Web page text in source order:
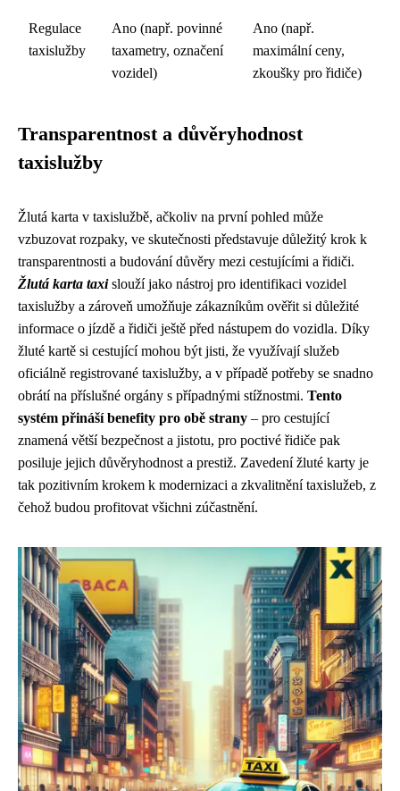
Regulace
taxislužby
Ano (např. povinné
taxametry, označení
vozidel)
Ano (např.
maximální ceny,
zkoušky pro řidiče)
Transparentnost a důvěryhodnost
taxislužby
Žlutá karta v taxislužbě, ačkoliv na první pohled může
vzbuzovat rozpaky, ve skutečnosti představuje důležitý krok k
transparentnosti a budování důvěry mezi cestujícími a řidiči.
Žlutá karta taxislouží jako nástroj pro identifikaci vozidel
taxislužby a zároveň umožňuje zákazníkům ověřit si důležité
informace o jízdě a řidiči ještě před nástupem do vozidla. Díky
žluté kartě si cestující mohou být jisti, že využívají služeb
oficiálně registrované taxislužby, a v případě potřeby se snadno
obrátí na příslušné orgány s případnými stížnostmi. Tento
systém přináší benefity pro obě strany – pro cestující
znamená větší bezpečnost a jistotu, pro poctivé řidiče pak
posiluje jejich důvěryhodnost a prestiž. Zavedení žluté karty je
tak pozitivním krokem k modernizaci a zkvalitnění taxislužeb, z
čehož budou profitovat všichni zúčastnění.